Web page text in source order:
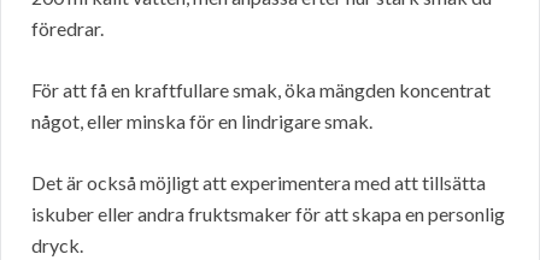
föredrar.
För att få en kraftfullare smak, öka mängden koncentrat
något, eller minska för en lindrigare smak.
Det är också möjligt att experimentera med att tillsätta
iskuber eller andra fruktsmaker för att skapa en personlig
dryck.